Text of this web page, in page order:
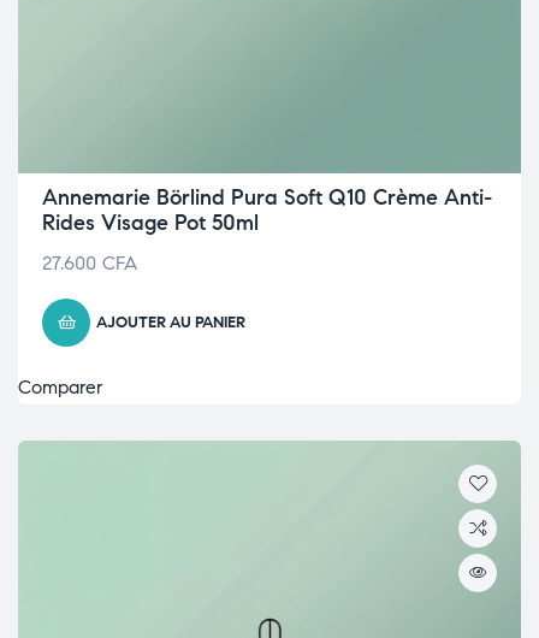
Annemarie Börlind Pura Soft Q10 Crème Anti-
Rides Visage Pot 50ml
27.600 CFA
AJOUTER AU PANIER
Comparer